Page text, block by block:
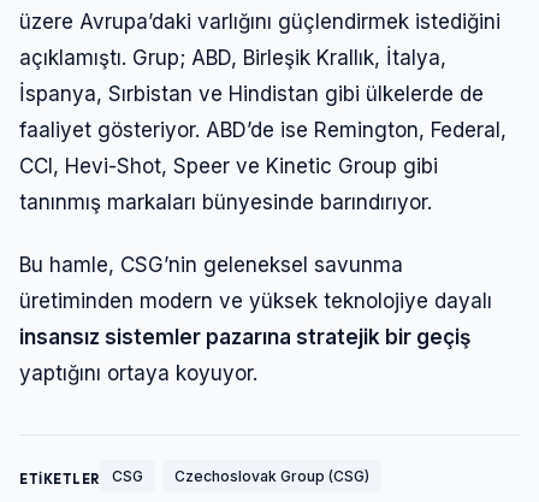
üzere Avrupa’daki varlığını güçlendirmek istediğini
açıklamıştı. Grup; ABD, Birleşik Krallık, İtalya,
İspanya, Sırbistan ve Hindistan gibi ülkelerde de
faaliyet gösteriyor. ABD’de ise Remington, Federal,
CCI, Hevi-Shot, Speer ve Kinetic Group gibi
tanınmış markaları bünyesinde barındırıyor.
Bu hamle, CSG’nin geleneksel savunma
üretiminden modern ve yüksek teknolojiye dayalı
insansız sistemler pazarına stratejik bir geçiş
yaptığını ortaya koyuyor.
ETİKETLER CSG Czechoslovak Group (CSG)